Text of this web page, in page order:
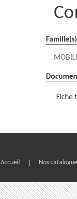
Famille(s)
Fiche
Accueil Nos